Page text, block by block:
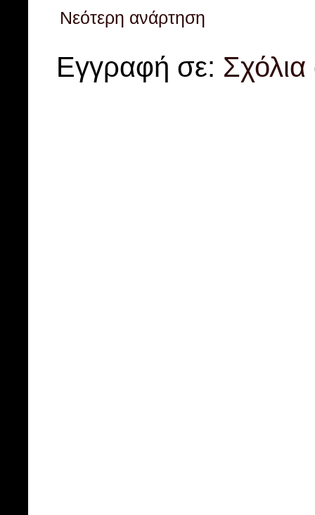
Νεότερη ανάρτηση
Εγγραφή σε: